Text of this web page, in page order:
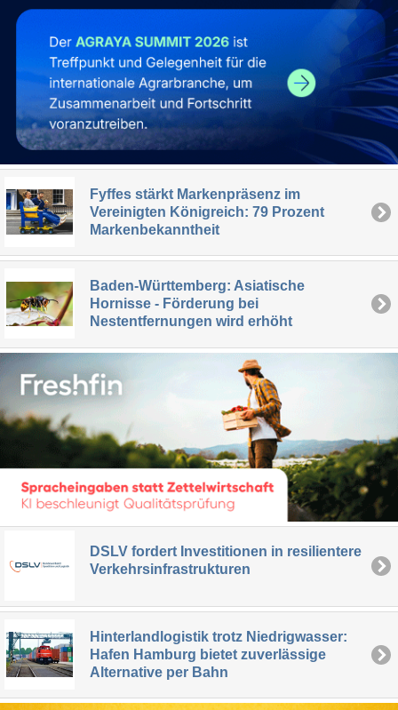
Fyffes stärkt Markenpräsenz im
Vereinigten Königreich: 79 Prozent
Markenbekanntheit
Baden-Württemberg: Asiatische
Hornisse - Förderung bei
Nestentfernungen wird erhöht
DSLV fordert Investitionen in resilientere
Verkehrsinfrastrukturen
Hinterlandlogistik trotz Niedrigwasser:
Hafen Hamburg bietet zuverlässige
Alternative per Bahn